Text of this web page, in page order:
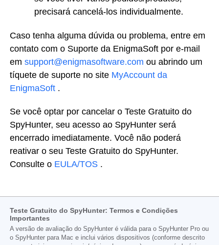
precisará cancelá-los individualmente.
Caso tenha alguma dúvida ou problema, entre em
contato com o Suporte da EnigmaSoft por e-mail
em support@enigmasoftware.com ou abrindo um
tíquete de suporte no site MyAccount da
EnigmaSoft .
Se você optar por cancelar o Teste Gratuito do
SpyHunter, seu acesso ao SpyHunter será
encerrado imediatamente. Você não poderá
reativar o seu Teste Gratuito do SpyHunter.
Consulte o EULA/TOS .
Teste Gratuito do SpyHunter: Termos e Condições
Importantes
A versão de avaliação do SpyHunter é válida para o SpyHunter Pro ou
o SpyHunter para Mac e inclui vários dispositivos (conforme descrito